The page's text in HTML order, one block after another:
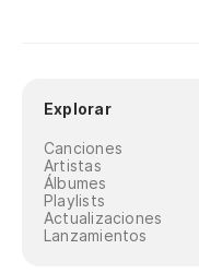
Explorar
Canciones
Artistas
Álbumes
Playlists
Actualizaciones
Lanzamientos